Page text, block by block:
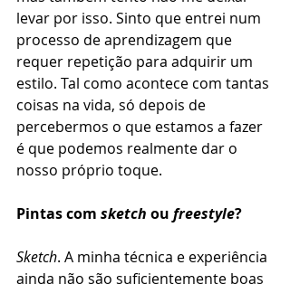
levar por isso. Sinto que entrei num
processo de aprendizagem que
requer repetição para adquirir um
estilo. Tal como acontece com tantas
coisas na vida, só depois de
percebermos o que estamos a fazer
é que podemos realmente dar o
nosso próprio toque.
Pintas com sketch ou freestyle?
Sketch. A minha técnica e experiência
ainda não são suficientemente boas